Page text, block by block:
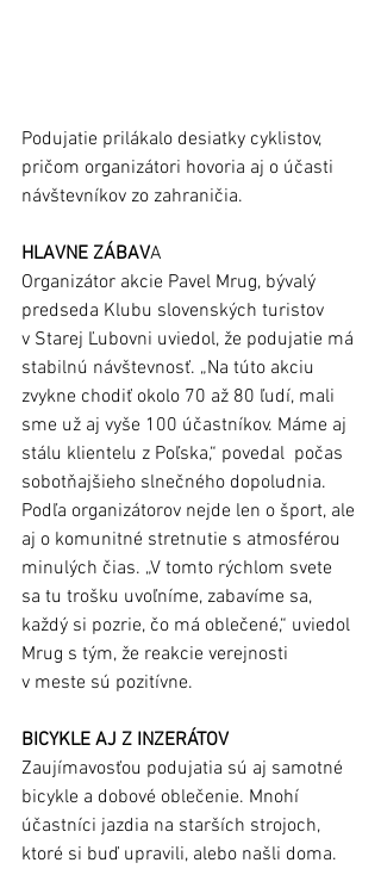
Podujatie prilákalo desiatky cyklistov,
pričom organizátori hovoria aj o účasti
návštevníkov zo zahraničia.
HLAVNE ZÁBAVA
Organizátor akcie Pavel Mrug, bývalý
predseda Klubu slovenských turistov
v Starej Ľubovni uviedol, že podujatie má
stabilnú návštevnosť. „Na túto akciu
zvykne chodiť okolo 70 až 80 ľudí, mali
sme už aj vyše 100 účastníkov. Máme aj
stálu klientelu z Poľska,“ povedal  počas
sobotňajšieho slnečného dopoludnia.
Podľa organizátorov nejde len o šport, ale
aj o komunitné stretnutie s atmosférou
minulých čias. „V tomto rýchlom svete
sa tu trošku uvoľníme, zabavíme sa,
každý si pozrie, čo má oblečené,“ uviedol
Mrug s tým, že reakcie verejnosti
v meste sú pozitívne.
BICYKLE AJ Z INZERÁTOV
Zaujímavosťou podujatia sú aj samotné
bicykle a dobové oblečenie. Mnohí
účastníci jazdia na starších strojoch,
ktoré si buď upravili, alebo našli doma.